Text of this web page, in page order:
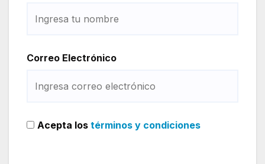
Correo Electrónico
Acepta los términos y condiciones